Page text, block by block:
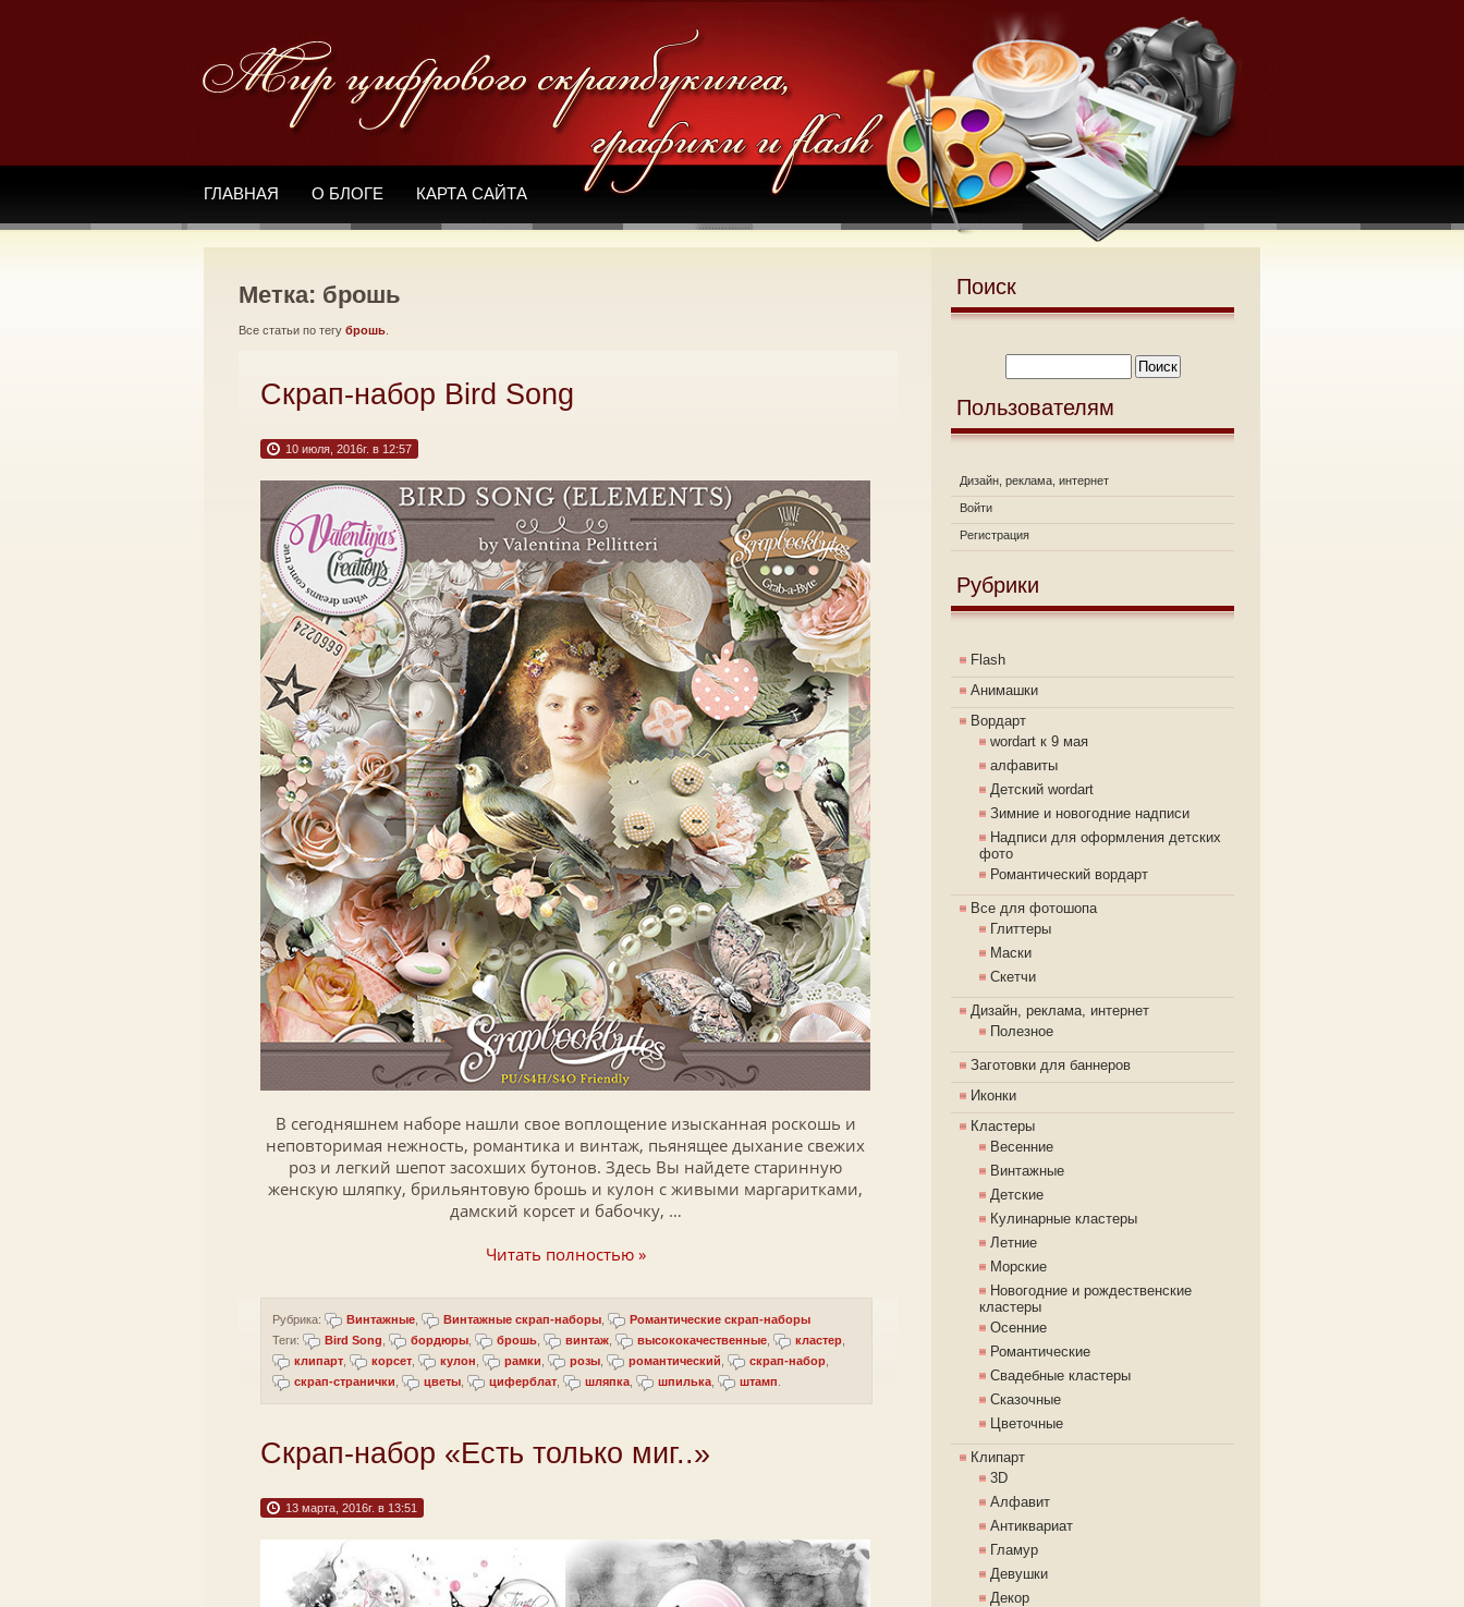
ГЛАВНАЯ О БЛОГЕ КАРТА САЙТА
Метка: брошь
Все статьи по тегу брошь
Скрап-набор Bird Song
10 июля, 2016г. в 12:57
В сегодняшнем наборе нашли свое воплощение изысканная роскошь и
неповторимая нежность, романтика и винтаж, пьянящее дыхание свежих
роз и легкий шепот засохших бутонов. Здесь Вы найдете старинную
женскую шляпку, брильянтовую брошь и кулон с живыми маргаритками,
дамский корсет и бабочку, …
Читать полностью »
Рубрика: Винтажные Винтажные скрап-наборы
Романтические скрап-наборы
Теги:
Bird Song бордюры брошь винтаж высококачественные кластер
клипарт
корсет кулон рамки розы романтический скрап-набор
скрап-странички
цветы циферблат шляпка шпилька штамп
Скрап-набор «Есть только миг..»
13 марта, 2016г. в 13:51
Поиск
Пользователям
Дизайн, реклама, интернет
Войти
Регистрация
Рубрики
Flash
Анимашки
Вордарт
wordart к 9 мая
алфавиты
Детский wordart
Зимние и новогодние надписи
Надписи для оформления детских
фото
Романтический вордарт
Все для фотошопа
Глиттеры
Маски
Скетчи
Дизайн, реклама, интернет
Полезное
Заготовки для баннеров
Иконки
Кластеры
Весенние
Винтажные
Детские
Кулинарные кластеры
Летние
Морские
Новогодние и рождественские
кластеры
Осенние
Романтические
Свадебные кластеры
Сказочные
Цветочные
Клипарт
3D
Алфавит
Антиквариат
Гламур
Девушки
Декор